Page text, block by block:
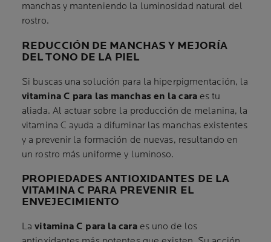
manchas y manteniendo la luminosidad natural del
rostro.
REDUCCIÓN DE MANCHAS Y MEJORÍA
DEL TONO DE LA PIEL
Si buscas una solución para la hiperpigmentación, la
vitamina C para las manchas en la caraes tu
aliada. Al actuar sobre la producción de melanina, la
vitamina C ayuda a difuminar las manchas existentes
y a prevenir la formación de nuevas, resultando en
un rostro más uniforme y luminoso.
PROPIEDADES ANTIOXIDANTES DE LA
VITAMINA C PARA PREVENIR EL
ENVEJECIMIENTO
Lavitamina C para la caraes uno de los